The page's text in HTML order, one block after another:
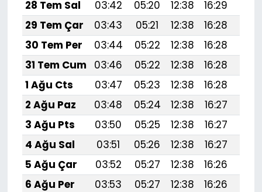
28 Tem Sal
03:42 05:20 12:38 16:29
29 Tem Çar
03:43 05:21 12:38 16:28
30 Tem Per
03:44 05:22 12:38 16:28
31 Tem Cum
03:46 05:22 12:38 16:28
1 Ağu Cts
03:47 05:23 12:38 16:28
2 Ağu Paz
03:48 05:24 12:38 16:27
3 Ağu Pts
03:50 05:25 12:38 16:27
4 Ağu Sal
03:51 05:26 12:38 16:27
5 Ağu Çar
03:52 05:27 12:38 16:26
6 Ağu Per
03:53 05:27 12:38 16:26